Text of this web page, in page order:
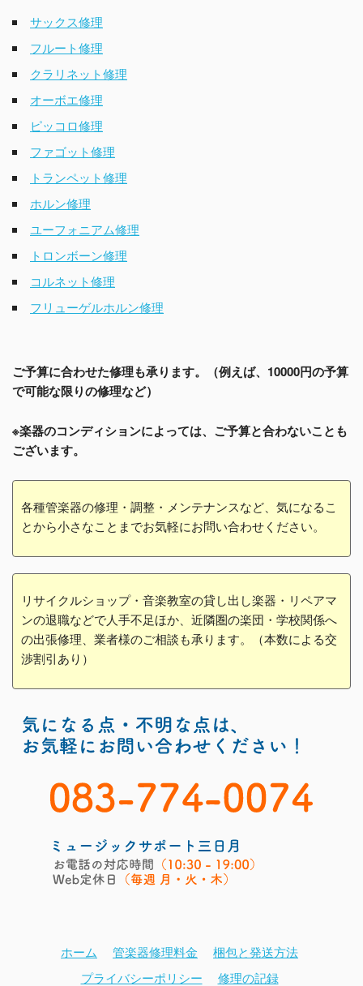
サックス修理
フルート修理
クラリネット修理
オーボエ修理
ピッコロ修理
ファゴット修理
トランペット修理
ホルン修理
ユーフォニアム修理
トロンボーン修理
コルネット修理
フリューゲルホルン修理
ご予算に合わせた修理も承ります。（例えば、10000円の予算
で可能な限りの修理など）
※楽器のコンディションによっては、ご予算と合わないことも
ございます。
各種管楽器の修理・調整・メンテナンスなど、気になるこ
とから小さなことまでお気軽にお問い合わせください。
リサイクルショップ・音楽教室の貸し出し楽器・リペアマ
ンの退職などで人手不足ほか、近隣圏の楽団・学校関係へ
の出張修理、業者様のご相談も承ります。（本数による交
渉割引あり）
ホーム 管楽器修理料金
梱包と発送方法
プライバシーポリシー
修理の記録